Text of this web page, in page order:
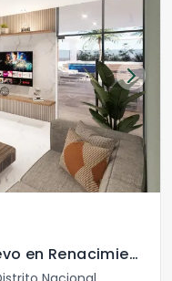
Venta de apartamento nuevo en Renacimiento